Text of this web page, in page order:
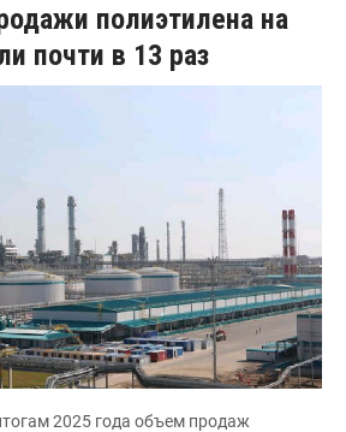
полиэтилена на
почти в 13 раз
2025 года объем продаж